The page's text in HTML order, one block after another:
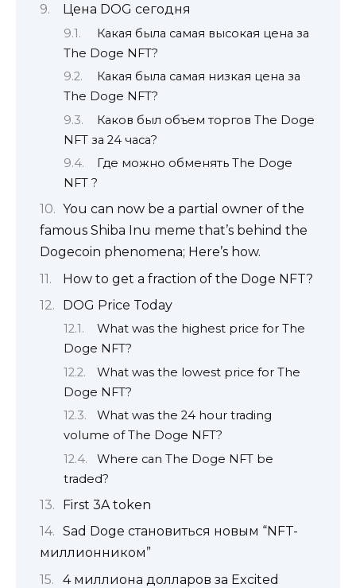
Цена DOG сегодня
Какая была самая высокая цена за
The Doge NFT?
Какая была самая низкая цена за
The Doge NFT?
Каков был объем торгов The Doge
NFT за 24 часа?
Где можно обменять The Doge
NFT ?
You can now be a partial owner of the
famous Shiba Inu meme that’s behind the
Dogecoin phenomena; Here’s how.
How to get a fraction of the Doge NFT?
DOG Price Today
What was the highest price for The
Doge NFT?
What was the lowest price for The
Doge NFT?
What was the 24 hour trading
volume of The Doge NFT?
Where can The Doge NFT be
traded?
First 3A token
Sad Doge становиться новым “NFT-
миллионником”
4 миллиона долларов за Excited